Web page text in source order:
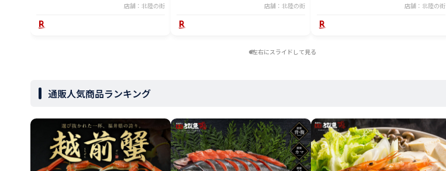
店舗：北陸の街 店舗：北陸の街 店舗：北陸の街
左右にスライドして見る
通販人気商品ランキング